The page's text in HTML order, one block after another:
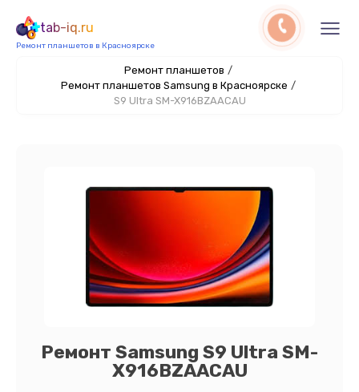
tab-iq.ru
Ремонт планшетов в Красноярске
Ремонт планшетов /
Ремонт планшетов Samsung в Красноярске /
S9 Ultra SM-X916BZAACAU
Ремонт Samsung S9 Ultra SM-
X916BZAACAU